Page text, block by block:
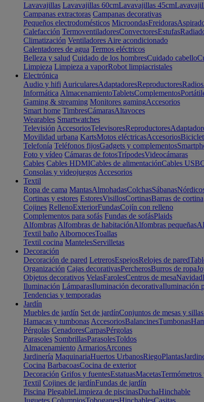
Lavavajillas Lavavajillas 60cmLavavajillas 45cm
Campanas extractoras Campanas decorativas
Pequeños electrodomésticos MicroondasFreidoras
Calefacción TermoventiladoresConvectoresEstufas
Climatización Ventiladores Aire acondicionado
Calentadores de agua Termos eléctricos
Belleza y salud Cuidado de los hombresCuidado cabello
Limpieza Limpieza a vaporRobot limpiacristales
Electrónica
Audio y hifi AuricularesAdaptadoresReproductoresRadios
Informática AlmacenamientoTabletsComplementos
Gaming & streaming Monitores gamingAccesorios
Smart home TimbresCámarasAltavoces
Wearables Smartwatches
Televisión AccesoriosTelevisoresReproductores
Movilidad urbana KartsMotos eléctricasAccesorios
Telefonía Teléfonos fijosGadgets y complementos
Foto y vídeo Cámaras de fotosTrípodesVideocámaras
Cables Cables HDMICables de alimentaciónCables USB
Consolas y videojuegos Accesorios
Textil
Ropa de cama MantasAlmohadasColchasSábanas
Cortinas y estores EstoresVisillosCortinasBarras de cortina
Cojines RellenoExteriorFundasCojín con relleno
Complementos para sofás Fundas de sofásPlaids
Alfombras Alfombras de habitaciónAlfombras pequeñas
Textil baño AlbornocesToallas
Textil cocina MantelesServilletas
Decoración
Decoración de pared LetrerosEspejosRelojes de pared
Organización Cajas decorativasPercherosBurros de ropa
Objetos decorativos VelasFarolesCentros de mesaNavidad
Iluminación LámparasIluminación decorativaIluminación
Tendencias y temporadas
Jardín
Muebles de jardín Set de jardínConjuntos de mesas y
Hamacas y tumbonas AccesoriosBalancinesTumbonas
Pérgolas CenadoresCarpasPérgolas
Parasoles SombrillasParasolesToldos
Almacenamiento ArmariosArcones
Jardinería MaquinariaHuertos UrbanosRiegoPlantas
Cocina BarbacoasCocina de exterior
Decoración Grifos y fuentesEstatuasMacetasTermómetros
Textil Cojines de jardínFundas de jardín
Piscina PlegableLimpieza de piscinasDuchaHinchable
Juguetes ColumpiosToboganesHinchablesCasitas